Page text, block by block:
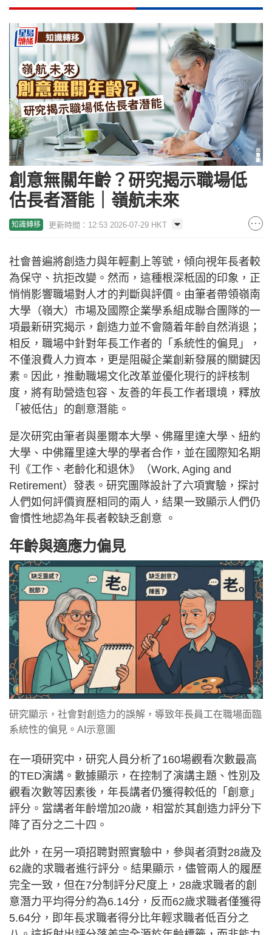
創意無關年齡？研究揭示職場低
估長者潛能｜嶺航未來
知識轉移 更新時間：12:53 2026-07-29 HKT
社會普遍將創造力與年輕劃上等號，傾向視年長者較
為保守、抗拒改變。然而，這種根深柢固的印象，正
悄悄影響職場對人才的判斷與評價。由筆者帶領嶺南
大學（嶺大）市場及國際企業學系組成聯合團隊的一
項最新研究揭示，創造力並不會隨着年齡自然消退；
相反，職場中針對年長工作者的「系統性的偏見」，
不僅浪費人力資本，更是阻礙企業創新發展的關鍵因
素。因此，推動職場文化改革並優化現行的評核制
度，將有助營造包容、友善的年長工作者環境，釋放
「被低估」的創意潛能。
是次研究由筆者與墨爾本大學、佛羅里達大學、紐約
大學、中佛羅里達大學的學者合作，並在國際知名期
刊《工作、老齡化和退休》（Work, Aging and
Retirement）發表。研究團隊設計了六項實驗，探討
人們如何評價資歷相同的兩人，結果一致顯示人們仍
會慣性地認為年長者較缺乏創意 。
年齡與適應力偏見
研究顯示，社會對創造力的誤解，導致年長員工在職場面臨
系統性的偏見。AI示意圖
在一項研究中，研究人員分析了160場觀看次數最高
的TED演講。數據顯示，在控制了演講主題、性別及
觀看次數等因素後，年長講者仍獲得較低的「創意」
評分。當講者年齡增加20歲，相當於其創造力評分下
降了百分之二十四。
此外，在另一項招聘對照實驗中，參與者須對28歲及
62歲的求職者進行評分。結果顯示，儘管兩人的履歷
完全一致，但在7分制評分尺度上，28歲求職者的創
意潛力平均得分約為6.14分，反而62歲求職者僅獲得
5.64分，即年長求職者得分比年輕求職者低百分之